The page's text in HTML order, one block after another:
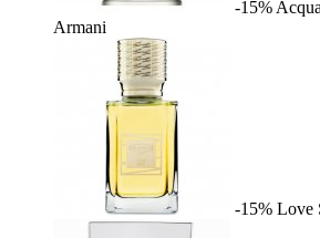
-15%
Armani
-15% Love